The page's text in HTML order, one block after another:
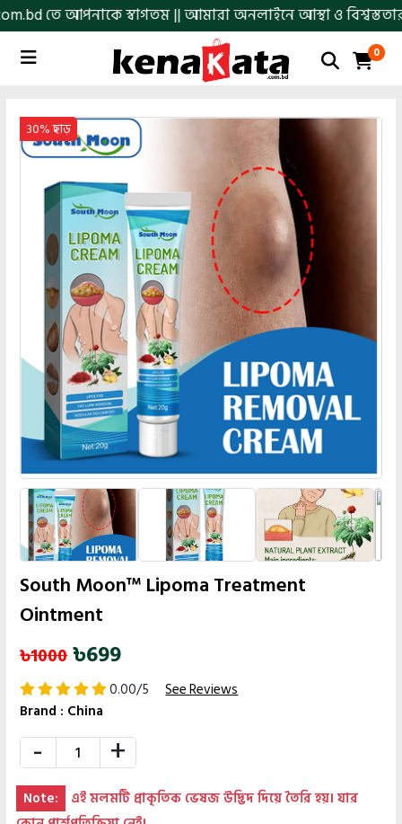
আপনাকে স্বাগতম || আমারা অনলাইনে আস্থা ও বিশ্বস্ততার সাথে
0
30% ছাড়
South Moon™ Lipoma Treatment
Ointment
৳1000৳699
0.00/5
See Reviews
Brand : China
- +
Note:
এই মলমটি প্রাকৃতিক ভেষজ উদ্ভিদ দিয়ে তৈরি হয়। যার